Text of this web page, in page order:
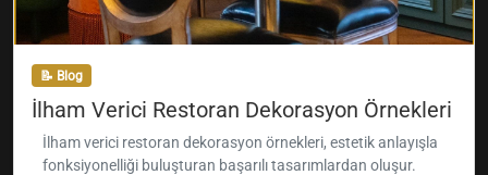
📝 Blog
İlham Verici Restoran Dekorasyon Örnekleri
İlham verici restoran dekorasyon örnekleri, estetik anlayışla
fonksiyonelliği buluşturan başarılı tasarımlardan oluşur.